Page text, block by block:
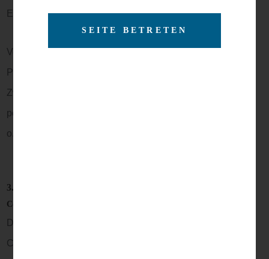
E-Mail: info@hollyhedge-consult.com
Verantwortliche Stelle ist die natürliche oder juristische
Person, die allein oder gemeinsam mit anderen über die
Zwecke und Mittel der Verarbeitung von
personenbezogenen Daten (z.B. Namen, E-Mail-Adressen
o. Ä.) entscheidet.
3. Datenerfassung auf unserer Website
Cookies
Die Internetseiten verwenden teilweise so genannte
Cookies. Cookies richten auf Ihrem Rechner keinen